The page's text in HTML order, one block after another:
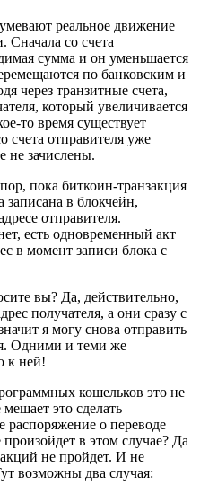
реальное движение
Сначала со счета
сумма и он уменьшается
по банковским и
через транзитные счета,
который увеличивается
то время существует
счета отправителя уже
не зачислены.
пока биткоин-транзакция
записана в блокчейн,
отправителя.
есть одновременный акт
в момент записи блока с
вы? Да, действительно,
получателя, а они сразу с
я могу снова отправить
Одними и теми же
к ней!
кошельков это не
это сделать
о переводе
в этом случае? Да
не пройдет. И не
возможны два случая: